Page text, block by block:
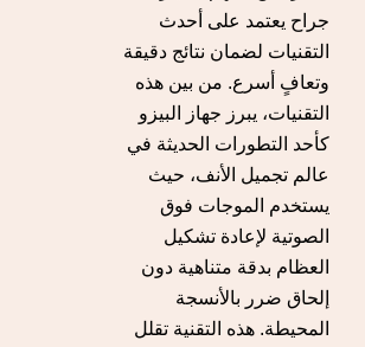
جراح يعتمد على أحدث
التقنيات لضمان نتائج دقيقة
وتعافٍ أسرع. من بين هذه
التقنيات، يبرز جهاز البيزو
كأحد التطورات الحديثة في
عالم تجميل الأنف، حيث
يستخدم الموجات فوق
الصوتية لإعادة تشكيل
العظام بدقة متناهية دون
إلحاق ضرر بالأنسجة
المحيطة. هذه التقنية تقلل